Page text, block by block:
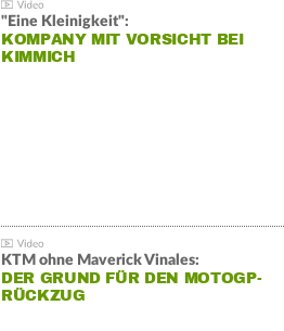
"Eine Kleinigkeit":
KOMPANY MIT VORSICHT BEI
KIMMICH
KTM ohne Maverick Vinales:
DER GRUND FÜR DEN MOTOGP-
RÜCKZUG